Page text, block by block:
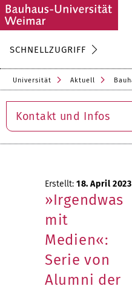
SCHNELLZUGRIFF
Universität Aktuell
Kontakt und Infos
Erstellt: 18. April 2023
»Irgendwas
mit
Medien«:
Serie von
Alumni der